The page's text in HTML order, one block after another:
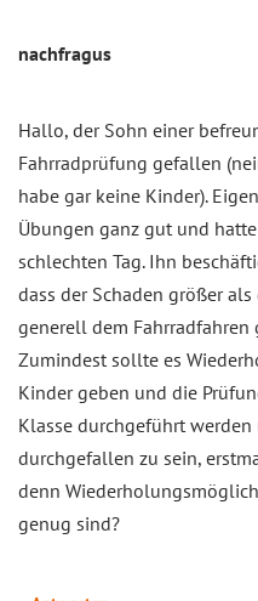
nachfragus
Hallo, der Sohn einer
Fahrradprüfung gefallen
habe gar keine Kinder).
Übungen ganz gut und
schlechten Tag. Ihn
dass der Schaden größer
generell dem Fahrradfahren
Zumindest sollte es
Kinder geben und die
Klasse durchgeführt
durchgefallen zu sein,
denn
genug sind?